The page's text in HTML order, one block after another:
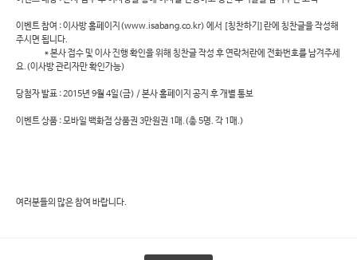
이벤트 참여 : 이사방 홈페이지(www.isabang.co.kr) 에서 [칭찬하기] 란에 칭찬글을 작성해
주시면 됩니다.
* 본사 접수 및 이사 진행 확인을 위해 칭찬글 작성 후 연락처란에 전화번호를 남겨주세
요.(이사방 관리자만 확인가능)
당첨자 발표 : 2015년 9월 4일(금) / 본사 홈페이지 공지 후 개별 통보
이벤트 상품 : 모바일 백화점 상품권 3만원권 1매.(총 5명. 각 1매.)
여러분들의 많은 참여 바랍니다.